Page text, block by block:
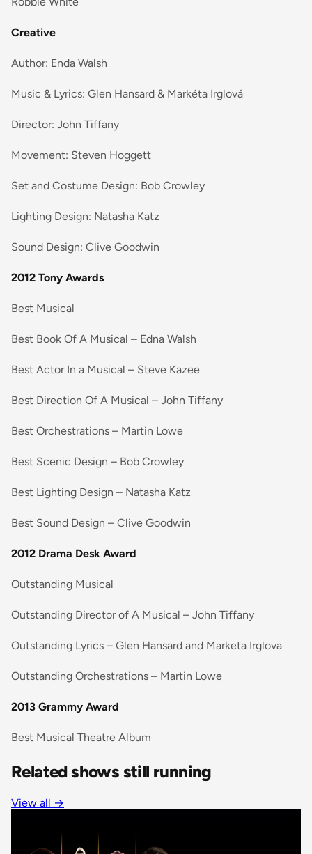
Creative
Author: Enda Walsh
Music & Lyrics: Glen Hansard & Markéta Irglová
Director: John Tiffany
Movement: Steven Hoggett
Set and Costume Design: Bob Crowley
Lighting Design: Natasha Katz
Sound Design: Clive Goodwin
2012 Tony Awards
Best Musical
Best Book Of A Musical – Edna Walsh
Best Actor In a Musical – Steve Kazee
Best Direction Of A Musical – John Tiffany
Best Orchestrations – Martin Lowe
Best Scenic Design – Bob Crowley
Best Lighting Design – Natasha Katz
Best Sound Design – Clive Goodwin
2012 Drama Desk Award
Outstanding Musical
Outstanding Director of A Musical – John Tiffany
Outstanding Lyrics – Glen Hansard and Marketa Irglova
Outstanding Orchestrations – Martin Lowe
2013 Grammy Award
Best Musical Theatre Album
Related shows still running
View all →